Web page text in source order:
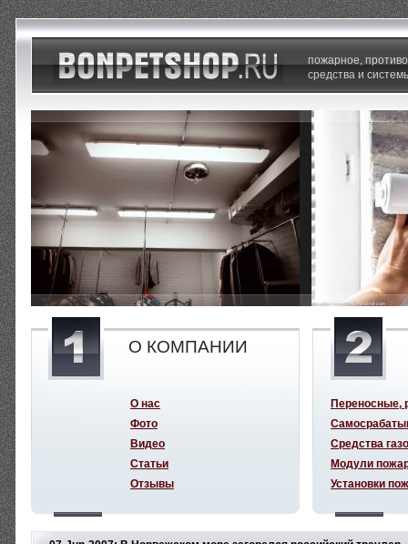
пожарное,
средства и
О КОМПАНИИ
О нас
Фото
Видео
Статьи
Отзывы
Переносные,
Средства
Модули
Установки